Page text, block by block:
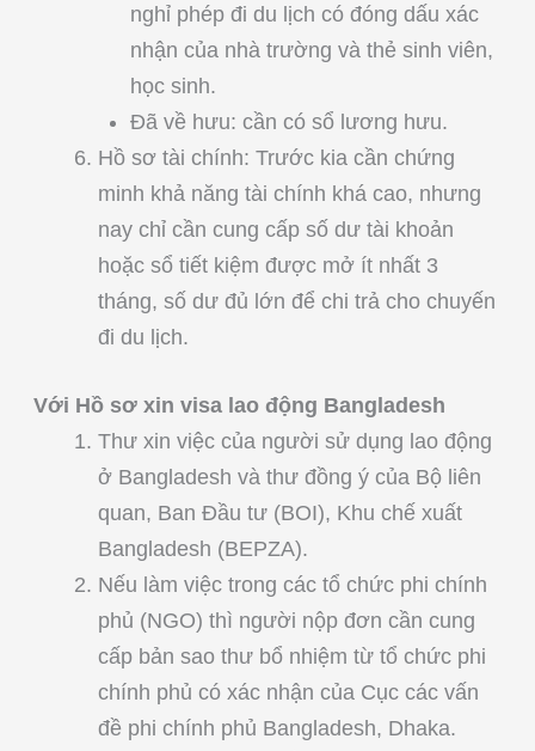
nghỉ phép đi du lịch có đóng dấu xác
nhận của nhà trường và thẻ sinh viên,
học sinh.
Đã về hưu: cần có sổ lương hưu.
Hồ sơ tài chính: Trước kia cần chứng
minh khả năng tài chính khá cao, nhưng
nay chỉ cần cung cấp số dư tài khoản
hoặc sổ tiết kiệm được mở ít nhất 3
tháng, số dư đủ lớn để chi trả cho chuyến
đi du lịch.
Với Hồ sơ xin visa lao động Bangladesh
Thư xin việc của người sử dụng lao động
ở Bangladesh và thư đồng ý của Bộ liên
quan, Ban Đầu tư (BOI), Khu chế xuất
Bangladesh (BEPZA).
Nếu làm việc trong các tổ chức phi chính
phủ (NGO) thì người nộp đơn cần cung
cấp bản sao thư bổ nhiệm từ tổ chức phi
chính phủ có xác nhận của Cục các vấn
đề phi chính phủ Bangladesh, Dhaka.